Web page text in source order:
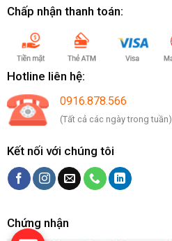
Chấp nhận thanh toán:
Hotline liên hệ:
0916.878.566
(Tất cả các ngày trong tuần)
Kết nối với chúng tôi
Chứng nhận